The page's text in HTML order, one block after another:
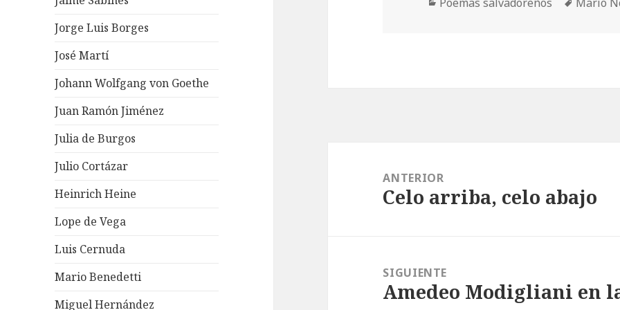
Jorge Luis Borges
José Martí
Johann Wolfgang von Goethe
Juan Ramón Jiménez
Julia de Burgos
Julio Cortázar
Heinrich Heine
Lope de Vega
Luis Cernuda
Mario Benedetti
Miguel Hernández
entradas
ANTERIOR
Entrada
Celo arriba, celo abajo
SIGUIENTE
Entrada
Amedeo Modigliani en